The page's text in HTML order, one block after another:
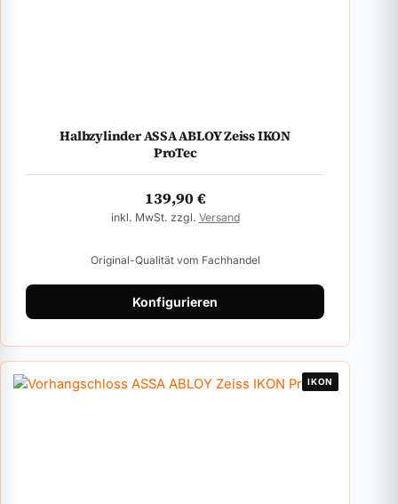
Halbzylinder ASSA ABLOY Zeiss IKON
ProTec
139,90€
inkl. MwSt. zzgl. Versand
Original-Qualität vom Fachhandel
Konfigurieren
IKON